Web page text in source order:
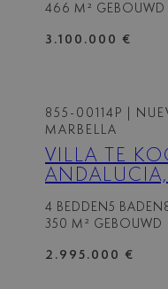
466 M² GEBOUWD
3.100.000 €
855-00114P
|
MARBELLA
VILLA TE
4 BEDDEN 5 BADEN
350 M² GEBOUWD
2.995.000 €